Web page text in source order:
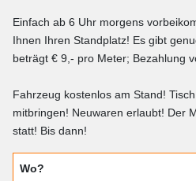
Einfach ab 6 Uhr morgens
Ihnen Ihren Standplatz! Es gibt
beträgt € 9,- pro Meter; Bezahlung
Fahrzeug kostenlos am Stand!
mitbringen! Neuwaren erlaubt! Der
statt! Bis dann!
Wo?